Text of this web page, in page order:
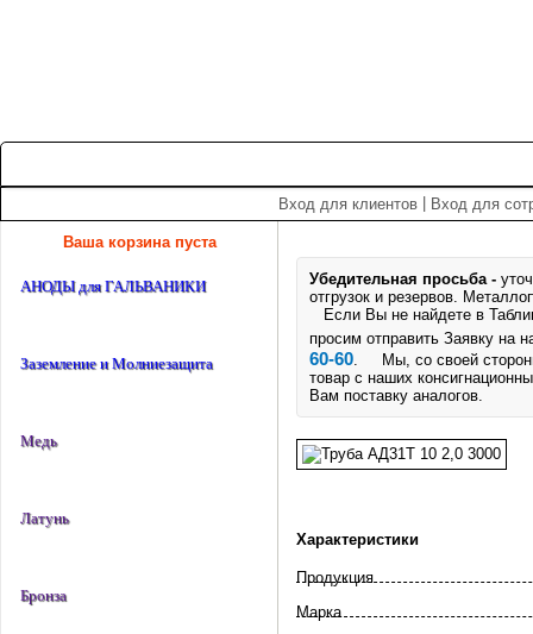
Вход для клиентов Вход для
Ваша корзина пуста
АНОДЫ для ГАЛЬВАНИКИ
Заземление и Молниезащита
Медь
Латунь
Бронза
Убедительная просьба -
отгрузок и резервов.
Если Вы не найдете в
просим отправить Заявку на
60-60. Мы, со своей
товар с наших
Вам поставку аналогов.
Характеристики
Продукция
Марка